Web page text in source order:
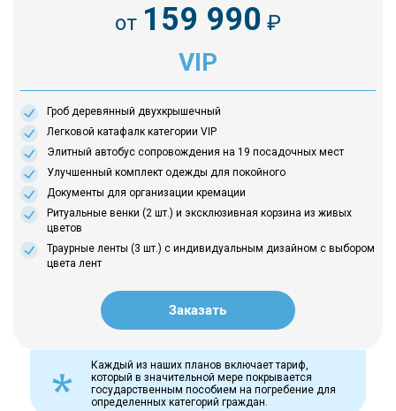
от 159 990 ₽
VIP
Гроб деревянный двухкрышечный
Легковой катафалк категории VIP
Элитный автобус сопровождения на 19 посадочных мест
Улучшенный комплект одежды для покойного
Документы для организации кремации
Ритуальные венки (2 шт.) и эксклюзивная корзина из живых
цветов
Траурные ленты (3 шт.) с индивидуальным дизайном с выбором
цвета лент
Заказать
Каждый из наших планов включает тариф,
который в значительной мере покрывается
государственным пособием на погребение для
определенных категорий граждан.